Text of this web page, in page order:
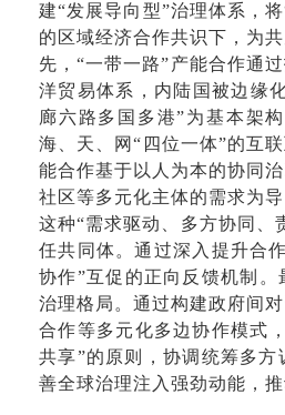
建“发展导向型”治理体系，
的区域经济合作共识下，为
先，“一带一路”产能合作通
洋贸易体系，内陆国被边缘
廊六路多国多港”为基本架
海、天、网“四位一体”的互
能合作基于以人为本的协同
社区等多元化主体的需求为
这种“需求驱动、多方协同、
任共同体。通过深入提升合
协作”互促的正向反馈机制
治理格局。通过构建政府间
合作等多元化多边协作模式
共享”的原则，协调统筹多
善全球治理注入强劲动能，